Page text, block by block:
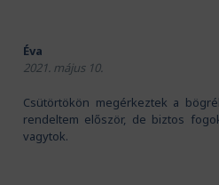
Éva
2021. május 10.
Csütörtökön megérkeztek a
rendeltem először, de biztos
vagytok.